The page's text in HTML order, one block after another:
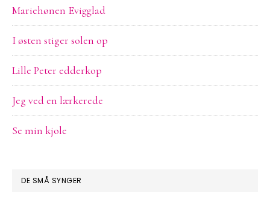
Mariehønen Evigglad
I østen stiger solen op
Lille Peter edderkop
Jeg ved en lærkerede
Se min kjole
DE SMÅ SYNGER